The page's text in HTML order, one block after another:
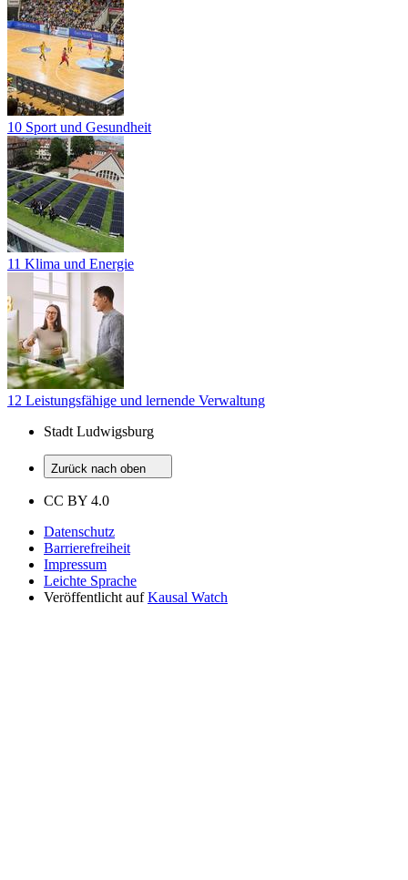
10 Sport und Gesundheit
11 Klima und Energie
12 Leistungsfähige und lernende Verwaltung
Stadt Ludwigsburg
Zurück nach oben
CC BY 4.0
Datenschutz
Barrierefreiheit
Impressum
Leichte Sprache
Veröffentlicht auf Kausal Watch